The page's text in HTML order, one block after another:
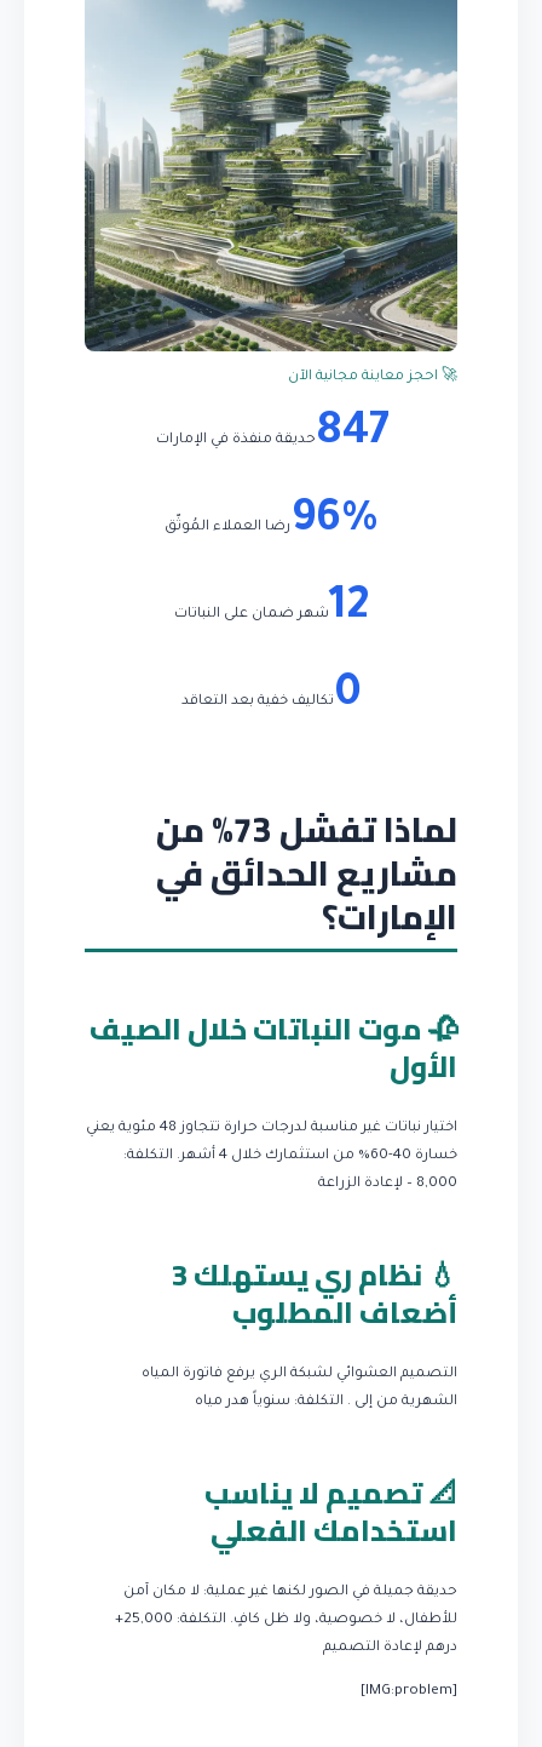
🚀 احجز معاينة مجانية الآن
847 حديقة منفذة في الإمارات
96% رضا العملاء المُوثّق
12شهر ضمان على النباتات
0 تكاليف خفية بعد التعاقد
لماذا تفشل 73% من
مشاريع الحدائق في
الإمارات؟
🥀 موت النباتات خلال الصيف
الأول
اختيار نباتات غير مناسبة لدرجات حرارة تتجاوز 48 مئوية يعني
خسارة 40-60% من استثمارك خلال 4 أشهر.
التكلفة:
8,000 – لإعادة الزراعة
💧 نظام ري يستهلك 3
أضعاف المطلوب
التصميم العشوائي لشبكة الري يرفع فاتورة المياه
الشهرية من إلى . التكلفة: سنوياً هدر مياه
📐 تصميم لا يناسب
استخدامك الفعلي
حديقة جميلة في الصور لكنها غير عملية: لا مكان آمن
للأطفال، لا خصوصية، ولا ظل كافٍ.
التكلفة: 25,000+
درهم لإعادة التصميم